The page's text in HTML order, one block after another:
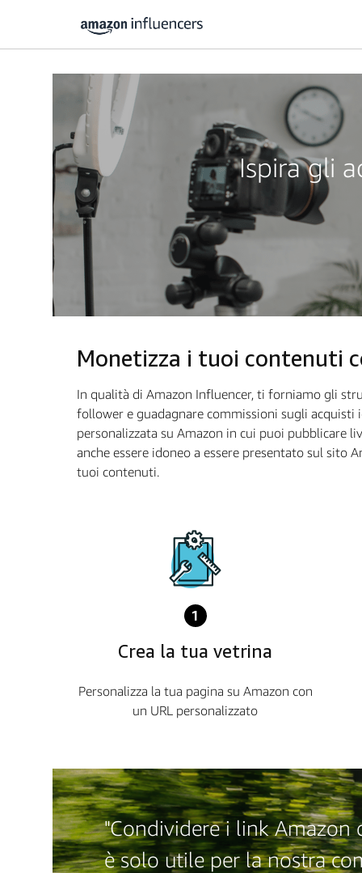
Ispira gli
Monetizza i tuoi contenuti
In qualità di Amazon Influencer, ti forniamo gli
follower e guadagnare commissioni sugli
personalizzata su Amazon in cui puoi pubblicare
anche essere idoneo a essere presentato sul sito
tuoi contenuti.
1
Crea la tua vetrina
Personalizza la tua pagina su Amazon con
un URL personalizzato
"Condividere i link
è solo utile per la nostra